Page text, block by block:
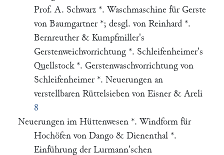
Prof. A. Schwarz *. Waschmaschine für Gerste
von Baumgartner *; desgl. von Reinhard *.
Bernreuther & Kumpfmiller's
Gerstenweichvorrichtung *. Schleifenheimer's
Quellstock *. Gerstenwaschvorrichtung von
Schleifenheimer *. Neuerungen an
verstellbaren Rüttelsieben von Eisner & Areli
8
Neuerungen im Hüttenwesen *. Windform für
Hochöfen von Dango & Dienenthal *.
Einführung der Lurmann'schen